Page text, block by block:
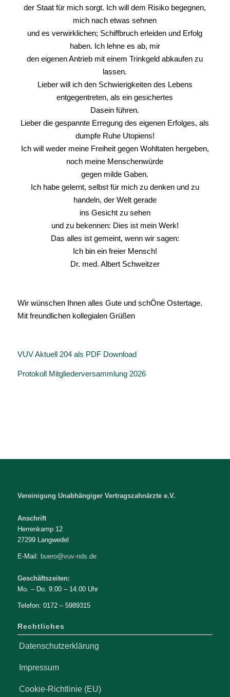
der Staat für mich sorgt. Ich will dem Risiko begegnen,
mich nach etwas sehnen
und es verwirklichen; Schiffbruch erleiden und Erfolg
haben. Ich lehne es ab, mir
den eigenen Antrieb mit einem Trinkgeld abkaufen zu
lassen.
Lieber will ich den Schwierigkeiten des Lebens
entgegentreten, als ein gesichertes
Dasein führen.
Lieber die gespannte Erregung des eigenen Erfolges, als
dumpfe Ruhe Utopiens!
Ich will weder meine Freiheit gegen Wohltaten hergeben,
noch meine Menschenwürde
gegen milde Gaben.
Ich habe gelernt, selbst für mich zu denken und zu
handeln, der Welt gerade
ins Gesicht zu sehen
und zu bekennen: Dies ist mein Werk!
Das alles ist gemeint, wenn wir sagen:
Ich bin ein freier Mensch!
Dr. med. Albert Schweitzer
Wir wünschen Ihnen alles Gute und schÖne Ostertage.
Mit freundlichen kollegialen Grüßen
VUV Aktuell 204 als PDF Download
Protokoll Mitgliederversammlung 2026
Vereinigung Unabhängiger Vertragszahnärzte e.V.
Anschrift
Herrenkamp 12
27299 Langwedel
E-Mail: buero@vuv-nds.de
Geschäftszeiten:
Mo. – Do. 9.00 – 14.00 Uhr
Telefon: 0172 – 5989315
Rechtliches
Datenschutzerklärung
Impressum
Cookie-Richtlinie (EU)